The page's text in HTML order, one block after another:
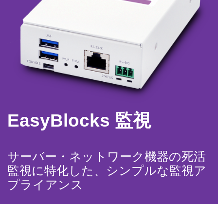
EasyBlocks 監視
サーバー・ネットワーク機器の死活
監視に特化した、シンプルな監視ア
プライアンス